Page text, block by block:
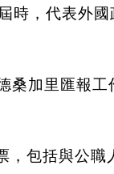
時，代表外
桑加里匯報工
，包括與公職